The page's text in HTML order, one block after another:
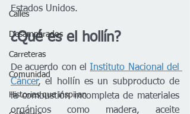
Calles
Desamparados
Carreteras
Comunidad
Historias que inspiran
Estados Unidos.
¿Qué es el hollín?
De acuerdo con el Instituto Nacional del
Cáncer, el hollín es un subproducto de
la combustión incompleta de materiales
orgánicos como madera, aceite